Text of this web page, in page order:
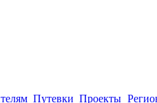
Путевки Проекты